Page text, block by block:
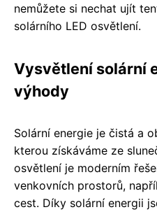
nemůžete si nechat ujít
solárního LED osvětlení.
Vysvětlení solární
výhody
Solární energie je čistá a
kterou získáváme ze
osvětlení je moderním
venkovních prostorů,
cest. Díky solární energii